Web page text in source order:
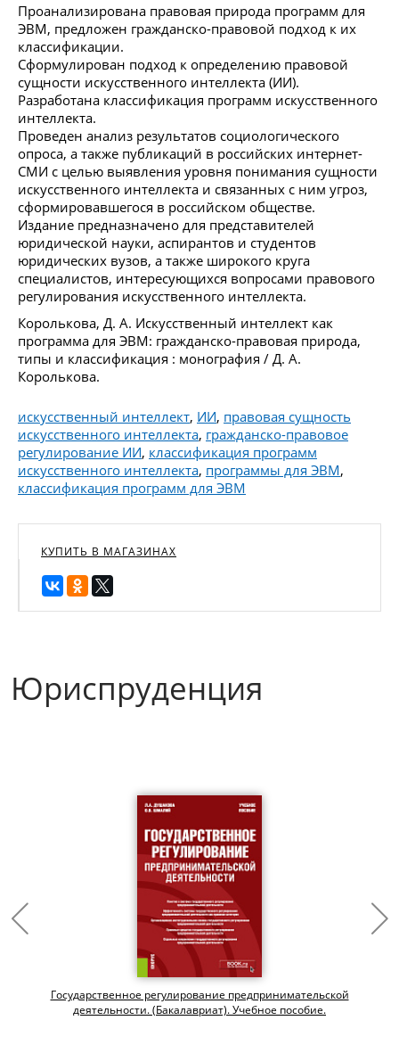
Проанализирована правовая природа программ для
ЭВМ, предложен гражданско-правовой подход к их
классификации.
Сформулирован подход к определению правовой
сущности искусственного интеллекта (ИИ).
Разработана классификация программ искусственного
интеллекта.
Проведен анализ результатов социологического
опроса, а также публикаций в российских интернет-
СМИ с целью выявления уровня понимания сущности
искусственного интеллекта и связанных с ним угроз,
сформировавшегося в российском обществе.
Издание предназначено для представителей
юридической науки, аспирантов и студентов
юридических вузов, а также широкого круга
специалистов, интересующихся вопросами правового
регулирования искусственного интеллекта.
Королькова, Д. А. Искусственный интеллект как
программа для ЭВМ: гражданско-правовая природа,
типы и классификация : монография / Д. А.
Королькова.
искусственный интеллект, ИИ, правовая сущность
искусственного интеллекта, гражданско-правовое
регулирование ИИ, классификация программ
искусственного интеллекта, программы для ЭВМ,
классификация программ для ЭВМ
КУПИТЬ В МАГАЗИНАХ
Юриспруденция
Государственное регулирование предпринимательской
деятельности. (Бакалавриат). Учебное пособие.